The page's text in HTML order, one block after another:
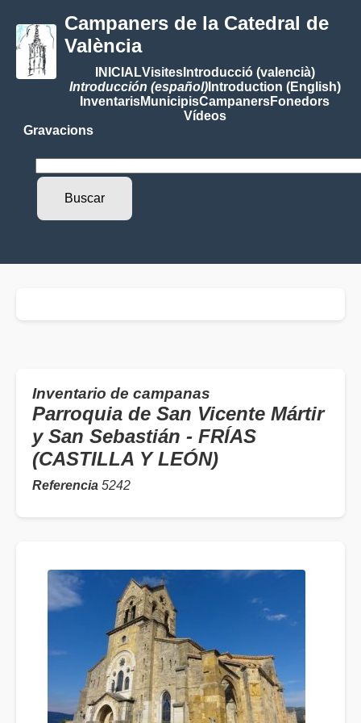
Campaners de la Catedral de
València
INICIALVisitesIntroducció (valencià)
Introducción (español)Introduction (English)
InventarisMunicipisCampanersFonedors
Vídeos
Gravacions
Inventario de campanas
Parroquia de San Vicente Mártir
y San Sebastián - FRÍAS
(CASTILLA Y LEÓN)
Referencia 5242